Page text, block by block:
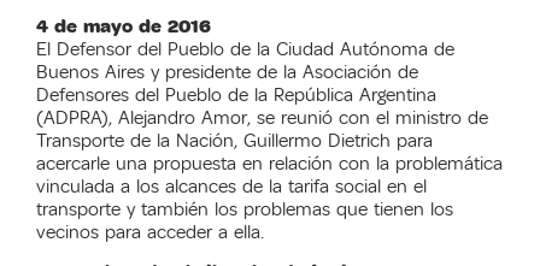
4 de mayo de 2016
El Defensor del Pueblo de la Ciudad Autónoma de
Buenos Aires y presidente de la Asociación de
Defensores del Pueblo de la República Argentina
(ADPRA), Alejandro Amor, se reunió con el ministro de
Transporte de la Nación, Guillermo Dietrich para
acercarle una propuesta en relación con la problemática
vinculada a los alcances de la tarifa social en el
transporte y también los problemas que tienen los
vecinos para acceder a ella.